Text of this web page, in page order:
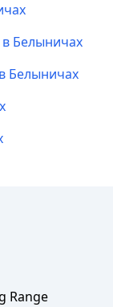
Белыничах
Белыничах
Range